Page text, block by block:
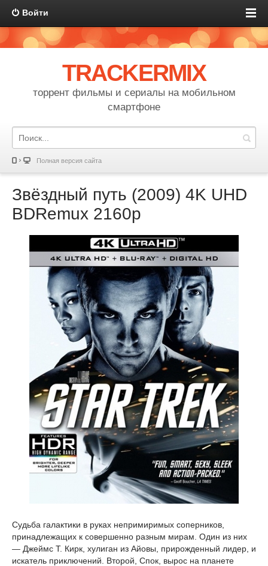
Войти
TRACKERMIX
торрент фильмы и сериалы на мобильном
смартфоне
Полная версия сайта
Звёздный путь (2009) 4K UHD
BDRemux 2160p
Судьба галактики в руках непримиримых соперников,
принадлежащих к совершенно разным мирам. Один из них
— Джеймс Т. Кирк, хулиган из Айовы, прирожденный лидер, и
искатель приключений. Второй, Спок, вырос на планете